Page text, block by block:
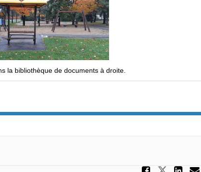
la bibliothèque de documents à droite.